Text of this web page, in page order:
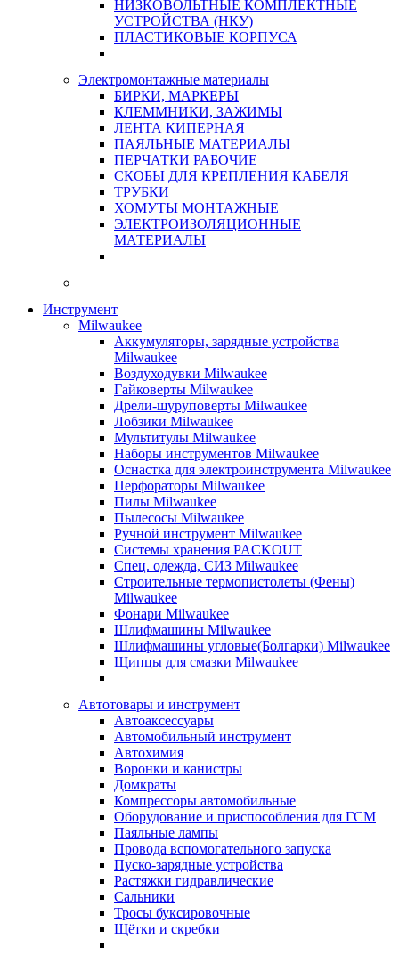
НИЗКОВОЛЬТНЫЕ КОМПЛЕКТНЫЕ
УСТРОЙСТВА (НКУ)
ПЛАСТИКОВЫЕ КОРПУСА
Электромонтажные материалы
БИРКИ, МАРКЕРЫ
КЛЕММНИКИ, ЗАЖИМЫ
ЛЕНТА КИПЕРНАЯ
ПАЯЛЬНЫЕ МАТЕРИАЛЫ
ПЕРЧАТКИ РАБОЧИЕ
СКОБЫ ДЛЯ КРЕПЛЕНИЯ КАБЕЛЯ
ТРУБКИ
ХОМУТЫ МОНТАЖНЫЕ
ЭЛЕКТРОИЗОЛЯЦИОННЫЕ
МАТЕРИАЛЫ
Инструмент
Milwaukee
Аккумуляторы, зарядные устройства
Milwaukee
Воздуходувки Milwaukee
Гайковерты Milwaukee
Дрели-шуруповерты Milwaukee
Лобзики Milwaukee
Мультитулы Milwaukee
Наборы инструментов Milwaukee
Оснастка для электроинструмента Milwaukee
Перфораторы Milwaukee
Пилы Milwaukee
Пылесосы Milwaukee
Ручной инструмент Milwaukee
Системы хранения PACKOUT
Спец. одежда, СИЗ Milwaukee
Строительные термопистолеты (Фены)
Milwaukee
Фонари Milwaukee
Шлифмашины Milwaukee
Шлифмашины угловые(Болгарки) Milwaukee
Щипцы для смазки Milwaukee
Автотовары и инструмент
Автоаксессуары
Автомобильный инструмент
Автохимия
Воронки и канистры
Домкраты
Компрессоры автомобильные
Оборудование и приспособления для ГСМ
Паяльные лампы
Провода вспомогательного запуска
Пуско-зарядные устройства
Растяжки гидравлические
Сальники
Тросы буксировочные
Щётки и скребки